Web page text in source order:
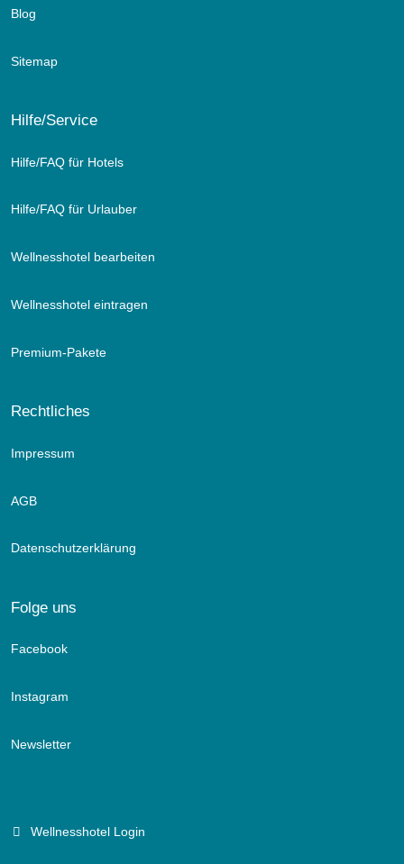
Blog
Sitemap
Hilfe/Service
Hilfe/FAQ für Hotels
Hilfe/FAQ für Urlauber
Wellnesshotel bearbeiten
Wellnesshotel eintragen
Premium-Pakete
Rechtliches
Impressum
AGB
Datenschutzerklärung
Folge uns
Facebook
Instagram
Newsletter
Wellnesshotel Login